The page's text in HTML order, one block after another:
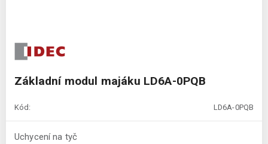
Základní modul majáku LD6A-0PQB
Kód: LD6A-0PQB
Uchycení na tyč